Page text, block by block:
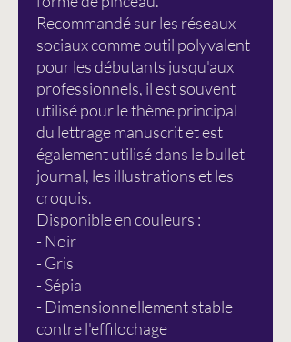
Recommandé sur les réseaux
sociaux comme outil polyvalent
pour les débutants jusqu'aux
professionnels, il est souvent
utilisé pour le thème principal
du lettrage manuscrit et est
également utilisé dans le bullet
journal, les illustrations et les
croquis.
Disponible en couleurs :
- Noir
- Gris
- Sépia
- Dimensionnellement stable
contre l'effilochage